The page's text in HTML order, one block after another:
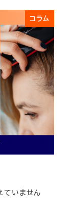
コラム
ていません